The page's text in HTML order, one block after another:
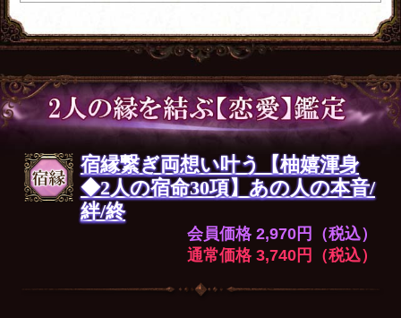
宿縁繋ぎ両想い叶う【柚嬉渾身
◆2人の宿命30項】あの人の本音/
絆/終
会員価格 2,970円（税込）
通常価格 3,740円（税込）